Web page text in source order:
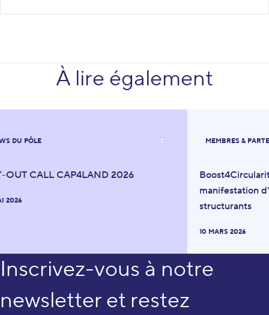
À lire également
OUT CALL CAP4LAND 2026
2026
DU PÔLE
manifestation
structurants
10 MARS 2026
MEMBRES &
Inscrivez-vous à notre
newsletter et restez